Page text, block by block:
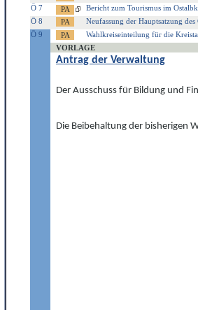
Ö 7
Bericht zum Tourismus im
Ö 8
Neufassung der Hauptsatzung des
Ö 9
Wahlkreiseinteilung für die
VORLAGE
Antrag der Verwaltung
Der Ausschuss für Bildung und
Die Beibehaltung der bisherigen